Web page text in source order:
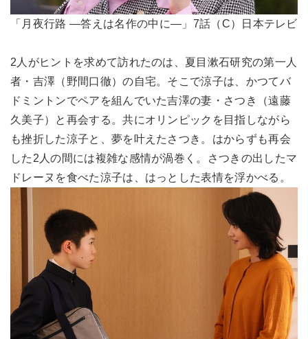
「月夜行路 ―答えは名作の中に―」7話（C）日本テレビ
2人がヒントを求めて訪れたのは、夏目漱石研究の第一人
者・吉澤（野間口徹）の自宅。そこで涼子は、かつてバ
ドミントンでペアを組んでいた吉澤の妻・さつき（遠藤
久美子）と再会する。共にオリンピックを目指しながら
も挫折した涼子と、夢を叶えたさつき。はからずも再会
した2人の間には複雑な感情が渦巻く。さつきの出したマ
ドレーヌを食べた涼子は、はっとした表情を浮かべる。